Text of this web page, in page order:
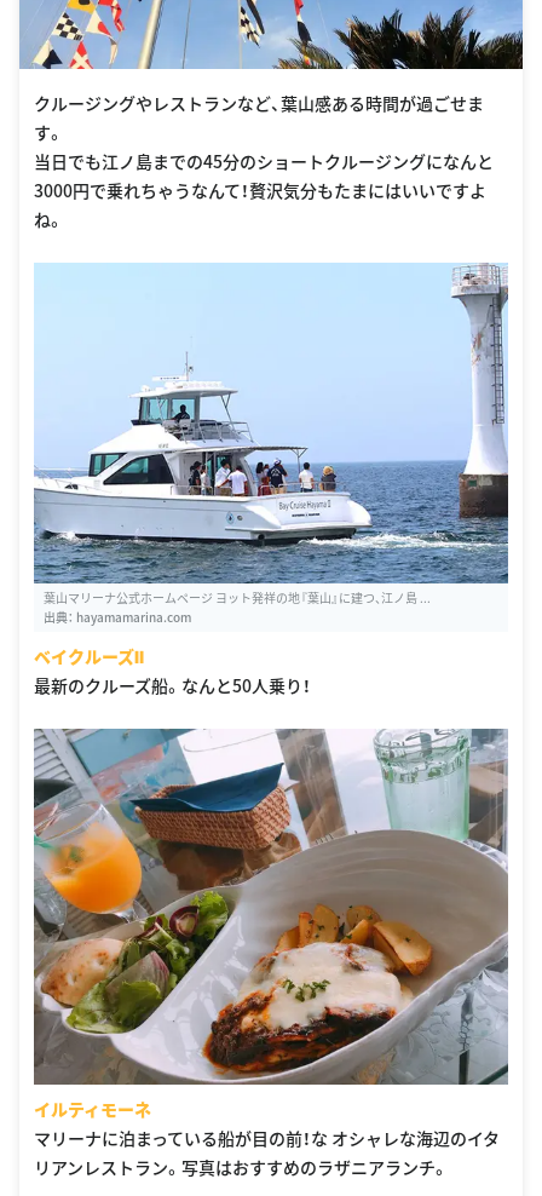
クルージングやレストランなど、葉山感ある時間が過ごせま
す。
当日でも江ノ島までの45分のショートクルージングになんと
3000円で乗れちゃうなんて！贅沢気分もたまにはいいですよ
ね。
葉山マリーナ公式ホームページ ヨット発祥の地『葉山』に建つ、江ノ島 ...
出典： hayamamarina.com
ベイクルーズⅡ
最新のクルーズ船。なんと50人乗り！
イルティモーネ
マリーナに泊まっている船が目の前！な オシャレな海辺のイタ
リアンレストラン。写真はおすすめのラザニアランチ。